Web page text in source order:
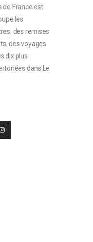
de France est
les
des remises
des voyages
dix plus
dans Le